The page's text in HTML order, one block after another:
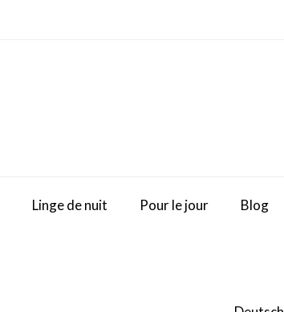
Linge de nuit Pour le jour Blog